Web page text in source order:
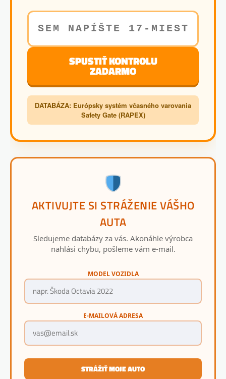
SPUSTIŤ KONTROLU
ZADARMO
DATABÁZA: Európsky systém včasného varovania
Safety Gate (RAPEX)
AKTIVUJTE SI STRÁŽENIE VÁŠHO
AUTA
Sledujeme databázy za vás. Akonáhle výrobca
nahlási chybu, pošleme vám e-mail.
MODEL VOZIDLA
E-MAILOVÁ ADRESA
STRÁŽIŤ MOJE AUTO